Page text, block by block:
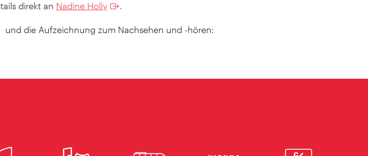
direkt an Nadine Holly .
und die Aufzeichnung zum Nachsehen und -hören: